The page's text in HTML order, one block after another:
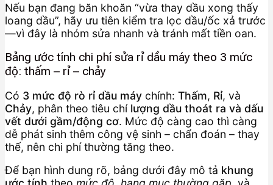
Nếu bạn đang băn khoăn “vừa thay dầu xong thấy
loang dầu”, hãy ưu tiên kiểm tra lọc dầu/ốc xả trước
—vì đây là nhóm sửa nhanh và tránh mất tiền oan.
Bảng ước tính chi phí sửa rỉ dầu máy theo 3 mức
độ: thấm – rỉ – chảy
Có 3 mức độ rò rỉ dầu máy chính: Thấm, Rỉ, và
Chảy, phân theo tiêu chí lượng dầu thoát ra và dấu
vết dưới gầm/động cơ. Mức độ càng cao thì càng
dễ phát sinh thêm công vệ sinh – chẩn đoán – thay
thế, nên chi phí thường tăng theo.
Để bạn hình dung rõ, bảng dưới đây mô tả khung